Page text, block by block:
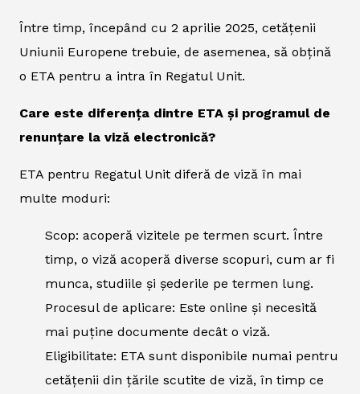
Între timp, începând cu 2 aprilie 2025, cetățenii
Uniunii Europene trebuie, de asemenea, să obțină
o ETA pentru a intra în Regatul Unit.
Care este diferența dintre ETA și programul de
renunțare la viză electronică?
ETA pentru Regatul Unit diferă de viză în mai
multe moduri:
Scop: acoperă vizitele pe termen scurt. Între
timp, o viză acoperă diverse scopuri, cum ar fi
munca, studiile și șederile pe termen lung.
Procesul de aplicare: Este online și necesită
mai puține documente decât o viză.
Eligibilitate: ETA sunt disponibile numai pentru
cetățenii din țările scutite de viză, în timp ce